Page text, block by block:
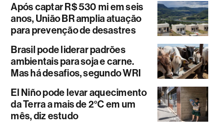
Após captar R$ 530 mi em seis
anos, União BR amplia atuação
para prevenção de desastres
Brasil pode liderar padrões
ambientais para soja e carne.
Mas há desafios, segundo WRI
El Niño pode levar aquecimento
da Terra a mais de 2°C em um
mês, diz estudo